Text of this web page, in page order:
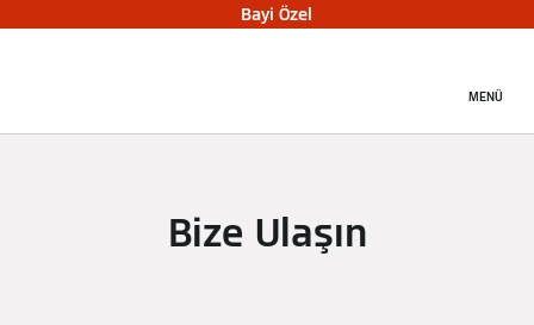
Bayi Özel
MENÜ
Bize Ulaşın